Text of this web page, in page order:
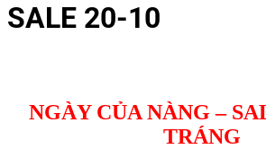
SALE 20-10
NGÀY CỦA NÀNG –
TRÁNG